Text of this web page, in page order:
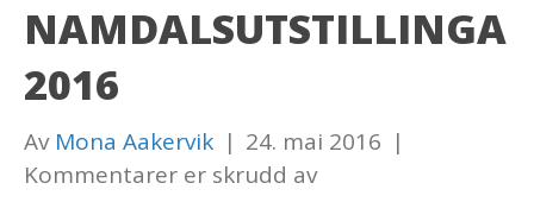
NAMDALSUTSTILLINGA
2016
Av Mona Aakervik | 24. mai 2016 |
Kommentarer er skrudd avfor